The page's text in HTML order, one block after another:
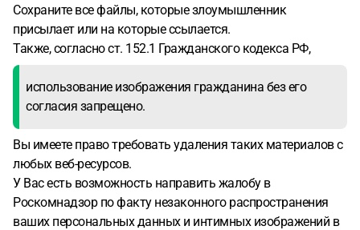
Сохраните все файлы, которые злоумышленник
присылает или на которые ссылается.
Также, согласно ст. 152.1 Гражданского кодекса РФ,
использование изображения гражданина без его
согласия запрещено.
Вы имеете право требовать удаления таких материалов с
любых веб-ресурсов.
У Вас есть возможность направить жалобу в
Роскомнадзор по факту незаконного распространения
ваших персональных данных и интимных изображений в